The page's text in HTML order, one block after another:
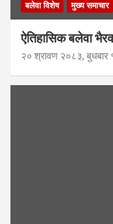
बलेवा विशेष मुख्य समाचार
ऐतिहासिक बलेवा
२० श्रावण २०८३, बुधबार